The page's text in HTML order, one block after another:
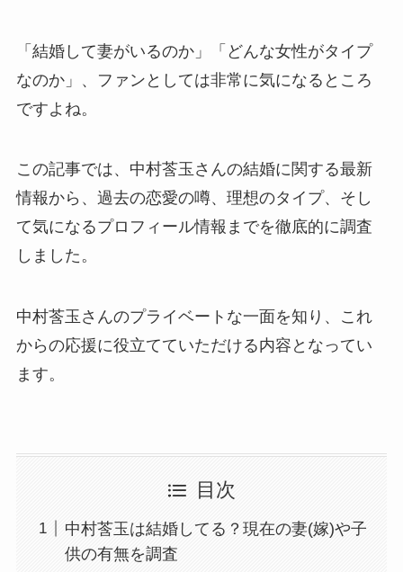
「結婚して妻がいるのか」「どんな女性がタイプ
なのか」、ファンとしては非常に気になるところ
ですよね。
この記事では、中村莟玉さんの結婚に関する最新
情報から、過去の恋愛の噂、理想のタイプ、そし
て気になるプロフィール情報までを徹底的に調査
しました。
中村莟玉さんのプライベートな一面を知り、これ
からの応援に役立てていただける内容となってい
ます。
目次
中村莟玉は結婚してる？現在の妻(嫁)や子
供の有無を調査